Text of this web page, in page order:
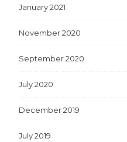
January 2021
November 2020
September 2020
July 2020
December 2019
July 2019